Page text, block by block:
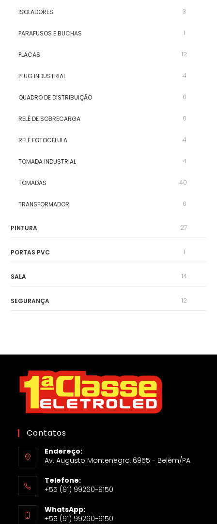
ISOLADORES 3
PARAFUSOS E BUCHAS 1
PLACAS 12
PLUG INDUSTRIAL 4
QUADRO DE DISTRIBUIÇÃO 0
RELÉ DE SOBRECARGA 0
RELÉ FOTOCÉLULA 4
TOMADA INDUSTRIAL 4
TOMADAS 40
TRANSFORMADOR 0
PINTURA 27
PORTAS PVC 1
SALA 14
SEGURANÇA 12
Contatos
Endereço:
Av. Augusto Montenegro, 6955 - Belém/PA
Telefone:
+55 (91) 99260-9150
WhatsApp:
+55 (91) 99260-9150